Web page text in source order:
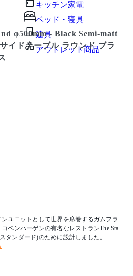
キッチン家電
ベッド・寝具
建具
アウトレット商品
φ500mm - Black Semi-matt
イドテーブル ラウンド ブラ
ンユニットとして世界を席巻するガムフラ
コペンハーゲンの有名なレストランThe Sta
タンダード)のために設計しました。
の頭文字からその名がつけられています。
、シンプルな中に繊細な美学が宿る、ガ